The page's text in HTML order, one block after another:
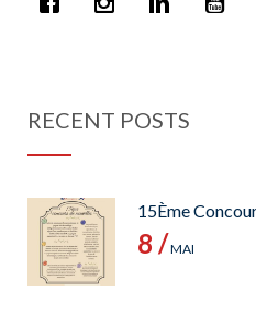
RECENT POSTS
15Ème
8 /MAI